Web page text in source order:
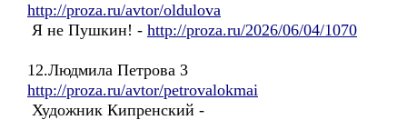
http://proza.ru/avtor/oldulova
Я не Пушкин! - http://proza.ru/2026/06/04/1070
12.Людмила Петрова 3
http://proza.ru/avtor/petrovalokmai
Художник Кипренский -